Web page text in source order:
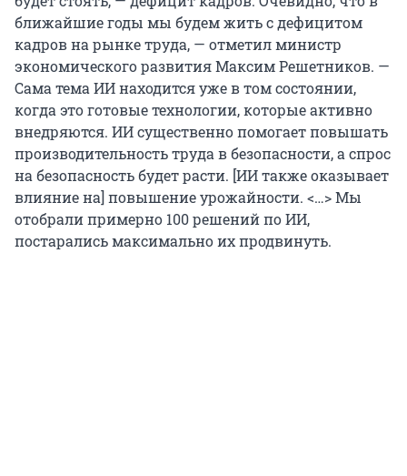
ближайшие годы мы будем жить с дефицитом
кадров на рынке труда, — отметил министр
экономического развития Максим Решетников. —
Сама тема ИИ находится уже в том состоянии,
когда это готовые технологии, которые активно
внедряются. ИИ существенно помогает повышать
производительность труда в безопасности, а спрос
на безопасность будет расти. [ИИ также оказывает
влияние на] повышение урожайности. <…> Мы
отобрали примерно 100 решений по ИИ,
постарались максимально их продвинуть.